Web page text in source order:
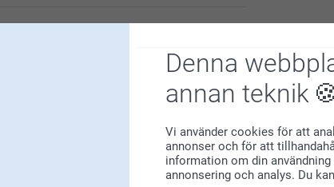
Denna
annan teknik
Vi använder cookies för att
annonser och för att
information om din
annonsering och analys. Du
är nöjd med våra produkter och service.